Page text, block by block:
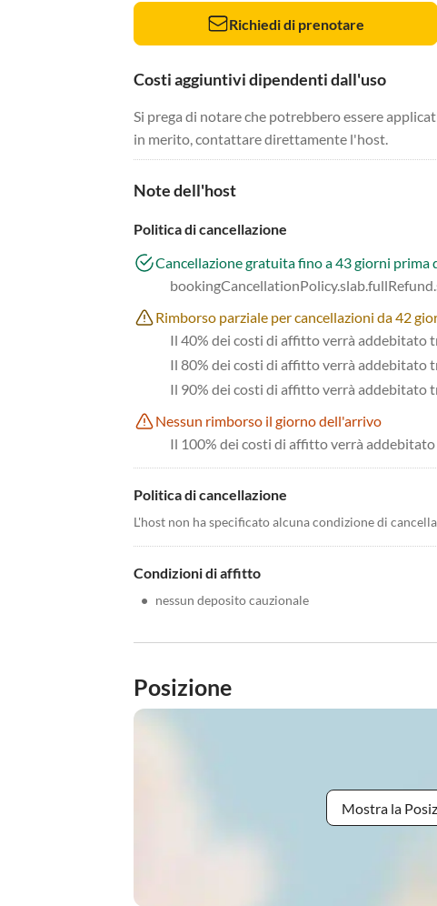
Richiedi di prenotare
Costi aggiuntivi dipendenti dall'uso
Si prega di notare che potrebbero essere
in merito, contattare direttamente l'host.
Note dell'host
Politica di cancellazione
Cancellazione gratuita fino a 43 giorni prima
Rimborso parziale per cancellazioni da 42
Il 40% dei costi di affitto verrà addebitato
Il 80% dei costi di affitto verrà addebitato
Il 90% dei costi di affitto verrà addebitato
Nessun rimborso il giorno dell'arrivo
Il 100% dei costi di affitto verrà addebitato
Politica di cancellazione
L'host non ha specificato alcuna condizione di
Condizioni di affitto
• nessun deposito cauzionale
Posizione
Mostra la